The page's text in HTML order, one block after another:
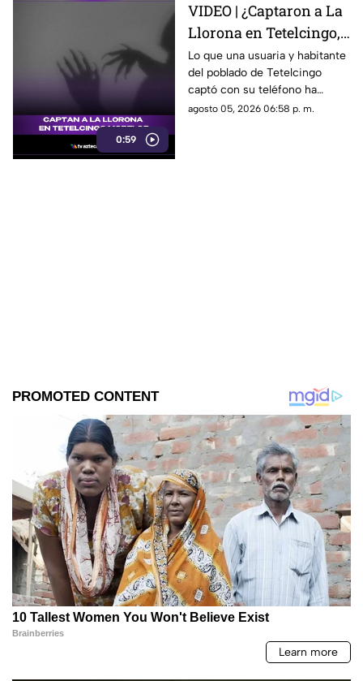
0:59
VIDEO | ¿Captaron a La
Llorona en Tetelcingo,
Morelos? Misteriosa
figura y lamentos en
Tetelcingo, Morelos,
estremecen las redes
Lo que una usuaria y habitante
del poblado de Tetelcingo
captó con su teléfono ha
dejado a muchos morelenses
agosto 05, 2026 06:58 p. m.